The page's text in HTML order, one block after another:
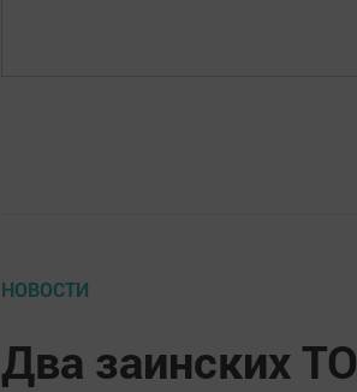
НОВОСТИ
Два заинских